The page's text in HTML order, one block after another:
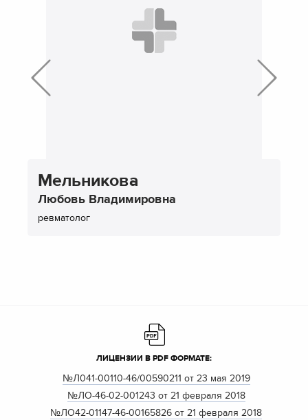
Мельникова
Любовь Владимировна
ревматолог
ЛИЦЕНЗИИ В PDF ФОРМАТЕ:
№Л041-00110-46/00590211 от 23 мая 2019
№ЛО-46-02-001243 от 21 февраля 2018
№ЛО42-01147-46-00165826 от 21 февраля 2018